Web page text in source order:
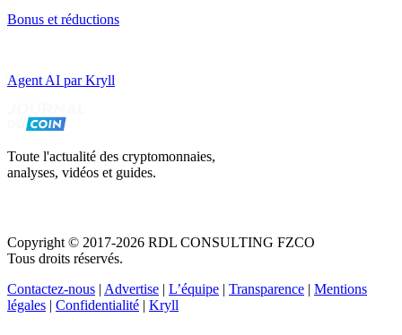
Bonus et réductions
Agent AI par Kryll
Toute l'actualité des cryptomonnaies,
analyses, vidéos et guides.
Copyright © 2017-2026 RDL CONSULTING FZCO
Tous droits réservés.
Contactez-nous | Advertise | L’équipe | Transparence | Mentions
légales | Confidentialité | Kryll